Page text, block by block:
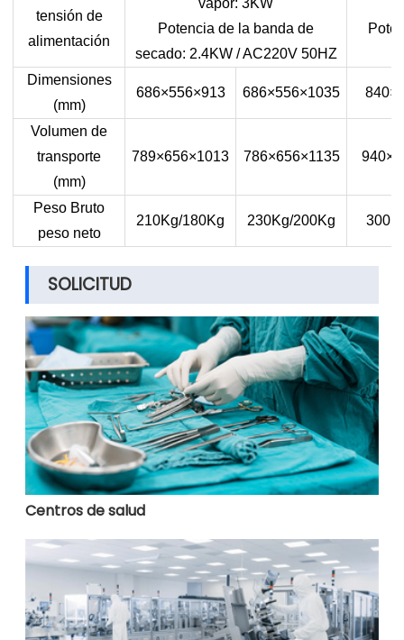
tensión de
alimentación
vapor: 3KW
Potencia de la banda de
secado: 2.4KW / AC220V 50HZ
Dimensiones
(mm)
686×556×913 686×556×1035
Volumen de
transporte
(mm)
789×656×1013 786×656×1135
Peso Bruto
peso neto
210Kg/180Kg 230Kg/200Kg
SOLICITUD
Centros de salud